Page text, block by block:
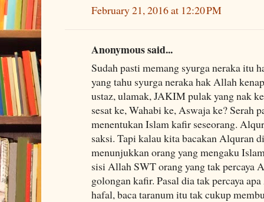
February 21, 2016 at 12:20 PM
Anonymous said...
Sudah pasti memang syurga neraka itu
yang tahu syurga neraka hak Allah
ustaz, ulamak, JAKIM pulak yang nak
sesat ke, Wahabi ke, Aswaja ke? Serah
menentukan Islam kafir seseorang.
saksi. Tapi kalau kita bacakan Alquran
menunjukkan orang yang mengaku
sisi Allah SWT orang yang tak percaya
golongan kafir. Pasal dia tak percaya
hafal, baca taranum itu tak cukup